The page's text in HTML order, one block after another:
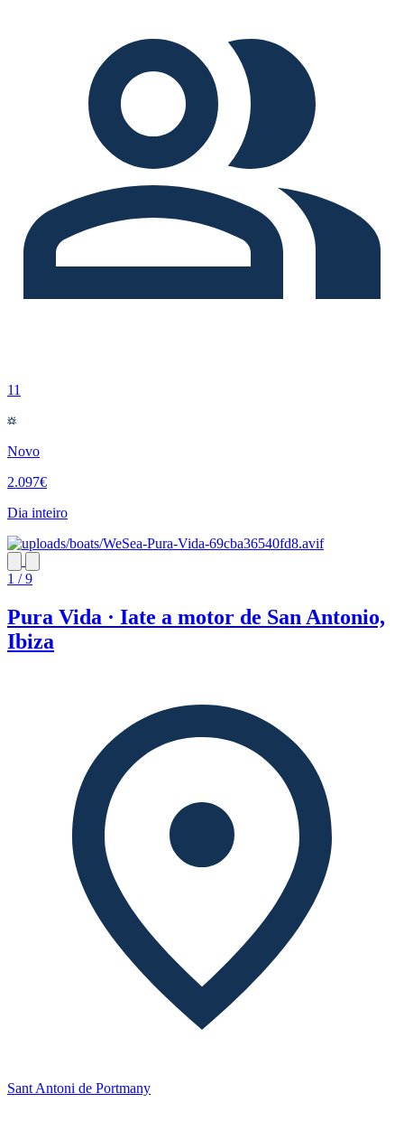
11
Novo
2.097€
Dia inteiro
1 / 9
Pura Vida · Iate a motor de San Antonio,
Ibiza
Sant Antoni de Portmany